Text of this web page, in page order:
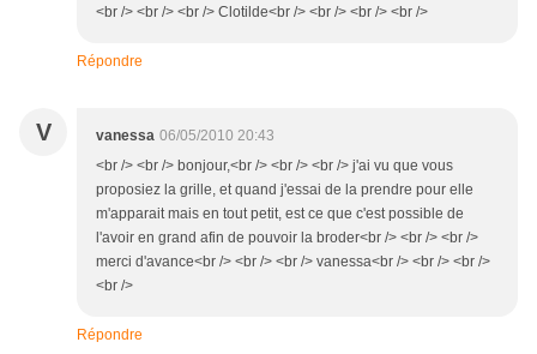
<br /> <br /> <br /> Clotilde<br /> <br /> <br /> <br />
Répondre
V vanessa 06/05/2010 20:43
<br /> <br /> bonjour,<br /> <br /> <br /> j'ai vu que vous
proposiez la grille, et quand j'essai de la prendre pour elle
m'apparait mais en tout petit, est ce que c'est possible de
l'avoir en grand afin de pouvoir la broder<br /> <br /> <br />
merci d'avance<br /> <br /> <br /> vanessa<br /> <br /> <br />
<br />
Répondre